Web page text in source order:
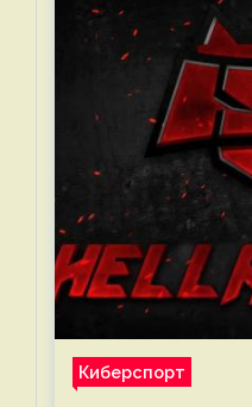
Киберспорт